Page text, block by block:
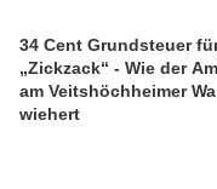
34 Cent Grundsteuer
„Zickzack“ - Wie der
am Veitshöchheimer
wiehert